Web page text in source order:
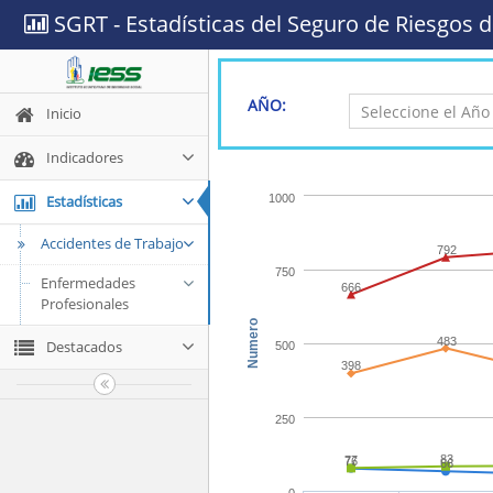
SGRT - Estadísticas del Seguro de Riesgos
Inicio
Indicadores
Estadísticas
Accidentes de Trabajo
Enfermedades
Profesionales
Destacados
AÑO:
Numero
76 66
666
792
77 83
398
483
1000
250
500
750